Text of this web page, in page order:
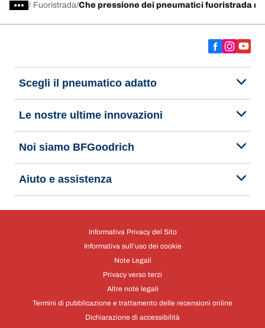
/ Fuoristrada Che pressione dei pneumatici fuoristrada
Scegli il pneumatico adatto
Le nostre ultime innovazioni
Noi siamo BFGoodrich
Aiuto e assistenza
Informativa Privacy del Sito
Informativa sull’uso dei cookie
Note Legali
Privacy verso terzi
Altre note legali
Termini di pubblicazione e trattamento delle recensioni online
Dichiarazione di accessibilità